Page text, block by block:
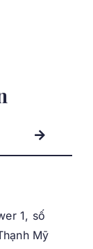
1, số
Mỹ